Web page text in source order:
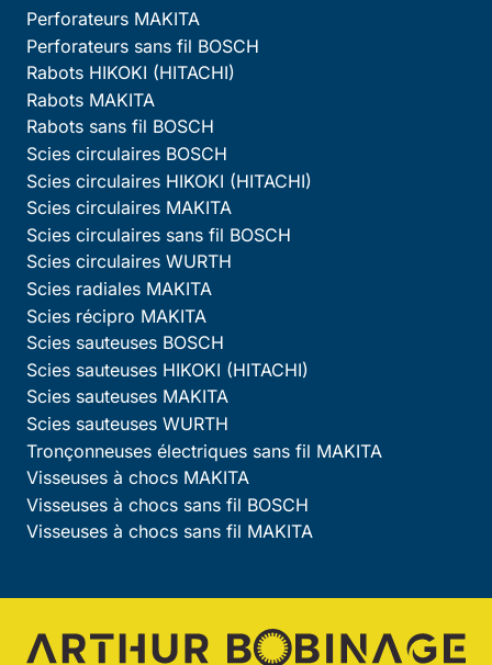
Perforateurs MAKITA
Perforateurs sans fil BOSCH
Rabots HIKOKI (HITACHI)
Rabots MAKITA
Rabots sans fil BOSCH
Scies circulaires BOSCH
Scies circulaires HIKOKI (HITACHI)
Scies circulaires MAKITA
Scies circulaires sans fil BOSCH
Scies circulaires WURTH
Scies radiales MAKITA
Scies récipro MAKITA
Scies sauteuses BOSCH
Scies sauteuses HIKOKI (HITACHI)
Scies sauteuses MAKITA
Scies sauteuses WURTH
Tronçonneuses électriques sans fil MAKITA
Visseuses à chocs MAKITA
Visseuses à chocs sans fil BOSCH
Visseuses à chocs sans fil MAKITA